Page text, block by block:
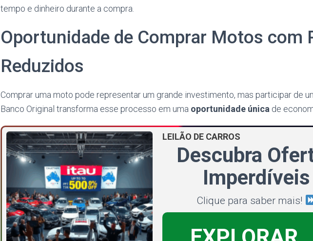
tempo e dinheiro durante a compra.
Oportunidade de Comprar Motos com
Reduzidos
Comprar uma moto pode representar um grande investimento, mas participar de
Banco Original transforma esse processo em uma oportunidade única de
LEILÃO DE CARROS
Descubra
Imperdíveis
Clique para saber mais!